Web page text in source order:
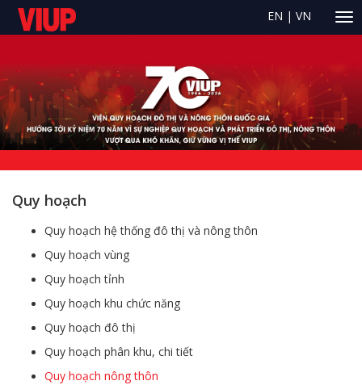
EN | VN
Quy hoạch
Quy hoạch hệ thống đô thị và nông thôn
Quy hoạch vùng
Quy hoạch tỉnh
Quy hoạch khu chức năng
Quy hoạch đô thị
Quy hoạch phân khu, chi tiết
Quy hoạch nông thôn